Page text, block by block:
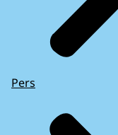
Pers